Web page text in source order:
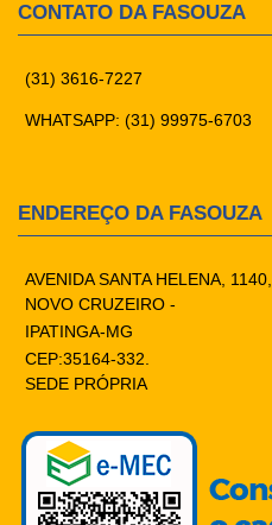
CONTATO DA FASOUZA
(31) 3616-7227
WHATSAPP: (31) 99975-6703
ENDEREÇO DA FASOUZA
AVENIDA SANTA HELENA, 1140,
NOVO CRUZEIRO -
IPATINGA-MG
CEP:35164-332.
SEDE PRÓPRIA